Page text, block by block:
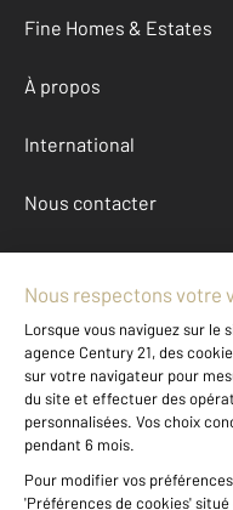
Fine Homes & Estates
À propos
International
Nous contacter
Mentions légales &
Achat maison